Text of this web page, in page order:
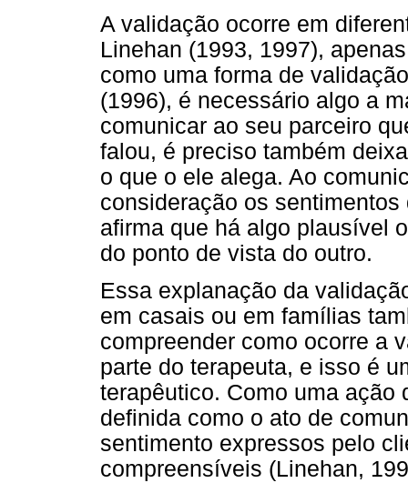
A validação ocorre em
Linehan (1993, 1997),
como uma forma de
(1996), é necessário algo a
comunicar ao seu parceiro
falou, é preciso também
o que o ele alega. Ao
consideração os
afirma que há algo plausível
do ponto de vista do outro.
Essa explanação da
em casais ou em famílias
compreender como ocorre a
parte do terapeuta, e isso é
terapêutico. Como uma ação
definida como o ato de
sentimento expressos pelo
compreensíveis (Linehan,